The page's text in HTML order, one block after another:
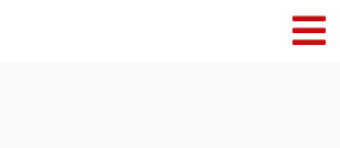
cookies